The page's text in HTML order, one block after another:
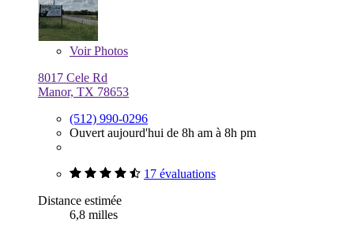
VoirPhotos
8017 Cele Rd
Manor, TX 78653
(512) 990-0296
Ouvert aujourd'hui de 8h am à 8h pm
17 évaluations
Distance estimée
6,8 milles